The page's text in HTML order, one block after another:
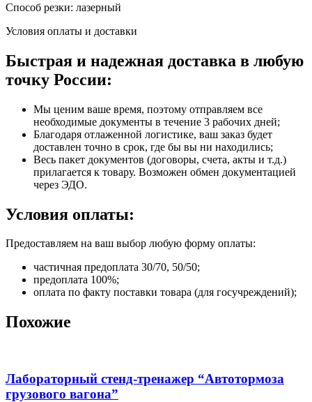
Способ резки: лазерный
Условия оплаты и доставки
Быстрая и надежная доставка в любую
точку России:
Мы ценим ваше время, поэтому отправляем все
необходимые документы в течение 3 рабочих дней;
Благодаря отлаженной логистике, ваш заказ будет
доставлен точно в срок, где бы вы ни находились;
Весь пакет документов (договоры, счета, акты и т.д.)
прилагается к товару. Возможен обмен документацией
через ЭДО.
Условия оплаты:
Предоставляем на ваш выбор любую форму оплаты:
частичная предоплата 30/70, 50/50;
предоплата 100%;
оплата по факту поставки товара (для госучреждений);
Похожие
Лабораторный стенд-тренажер “Автотормоза
грузового вагона”